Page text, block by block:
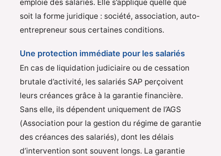
emploie des salariés. Elle s’applique quelle que
soit la forme juridique : société, association, auto-
entrepreneur sous certaines conditions.
Une protection immédiate pour les salariés
En cas de liquidation judiciaire ou de cessation
brutale d’activité, les salariés SAP perçoivent
leurs créances grâce à la garantie financière.
Sans elle, ils dépendent uniquement de l’AGS
(Association pour la gestion du régime de garantie
des créances des salariés), dont les délais
d’intervention sont souvent longs. La garantie